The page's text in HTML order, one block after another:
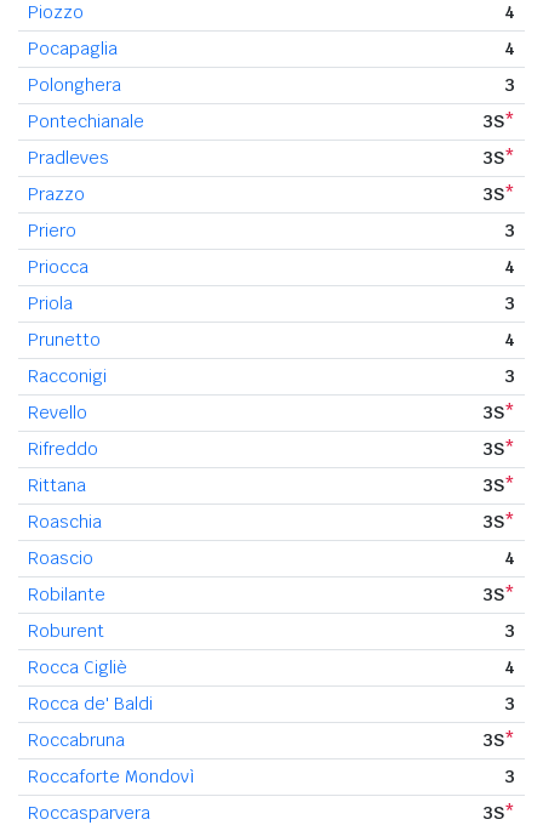
Piozzo
4
Pocapaglia
4
Polonghera
3
Pontechianale
3S*
Pradleves
3S*
Prazzo
3S*
Priero
3
Priocca
4
Priola
3
Prunetto
4
Racconigi
3
Revello
3S*
Rifreddo
3S*
Rittana
3S*
Roaschia
3S*
Roascio
4
Robilante
3S*
Roburent
3
Rocca Cigliè
4
Rocca de' Baldi
3
Roccabruna
3S*
Roccaforte Mondovì
3
Roccasparvera
3S*